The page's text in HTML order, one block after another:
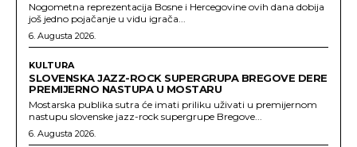
Nogometna reprezentacija Bosne i Hercegovine ovih dana dobija
još jedno pojačanje u vidu igrača...
6. Augusta 2026.
KULTURA
SLOVENSKA JAZZ-ROCK SUPERGRUPA BREGOVE DERE
PREMIJERNO NASTUPA U MOSTARU
Mostarska publika sutra će imati priliku uživati u premijernom
nastupu slovenske jazz-rock supergrupe Bregove...
6. Augusta 2026.